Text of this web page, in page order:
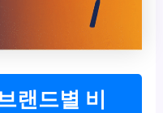
랜드별 비